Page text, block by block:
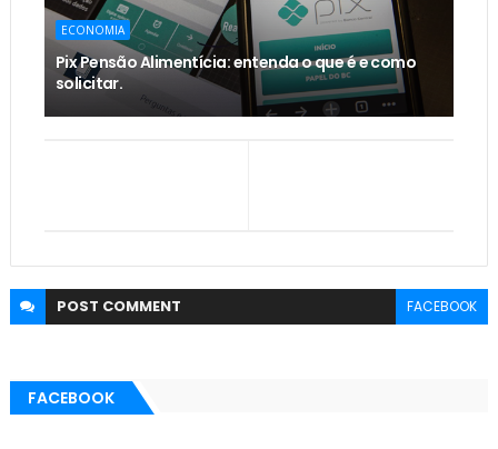
ECONOMIA
Pix Pensão Alimentícia: entenda o que é e como
solicitar.
POST COMMENT FACEBOOK
FACEBOOK